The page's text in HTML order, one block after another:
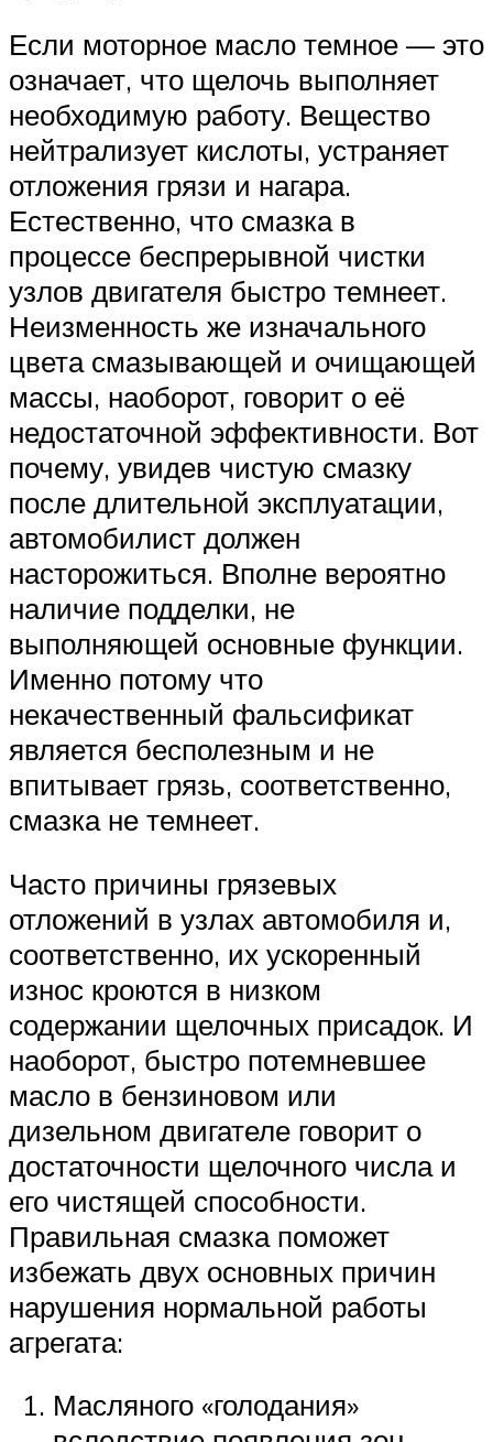
Если моторное масло темное — это
означает, что щелочь выполняет
необходимую работу. Вещество
нейтрализует кислоты, устраняет
отложения грязи и нагара.
Естественно, что смазка в
процессе беспрерывной чистки
узлов двигателя быстро темнеет.
Неизменность же изначального
цвета смазывающей и очищающей
массы, наоборот, говорит о её
недостаточной эффективности. Вот
почему, увидев чистую смазку
после длительной эксплуатации,
автомобилист должен
насторожиться. Вполне вероятно
наличие подделки, не
выполняющей основные функции.
Именно потому что
некачественный фальсификат
является бесполезным и не
впитывает грязь, соответственно,
смазка не темнеет.
Часто причины грязевых
отложений в узлах автомобиля и,
соответственно, их ускоренный
износ кроются в низком
содержании щелочных присадок. И
наоборот, быстро потемневшее
масло в бензиновом или
дизельном двигателе говорит о
достаточности щелочного числа и
его чистящей способности.
Правильная смазка поможет
избежать двух основных причин
нарушения нормальной работы
агрегата:
Масляного «голодания»